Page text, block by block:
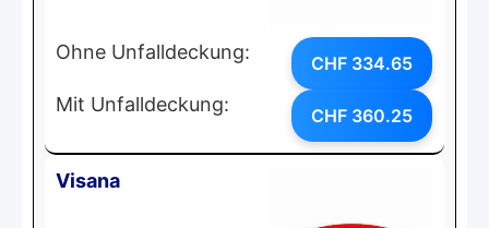
Ohne Unfalldeckung: CHF 334.65
Mit Unfalldeckung: CHF 360.25
Visana